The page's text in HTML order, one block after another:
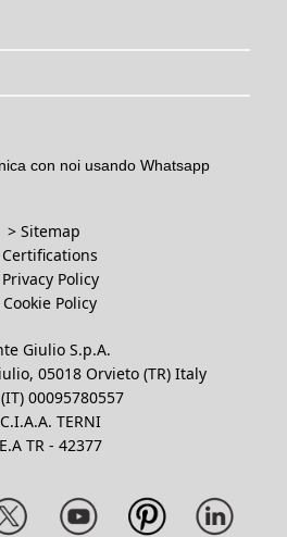
con noi usando Whatsapp
> Sitemap
Privacy Policy
Cookie Policy
Giulio S.p.A.
05018 Orvieto (TR) Italy
(IT) 00095780557
TERNI
TR - 42377